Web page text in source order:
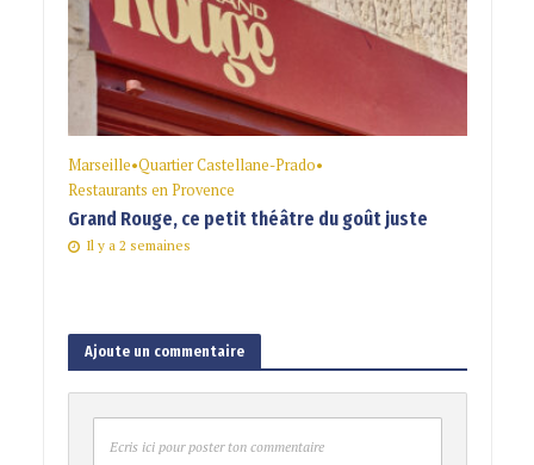
Marseille•Quartier Castellane-Prado•
Restaurants en Provence
Grand Rouge, ce petit théâtre du goût juste
Il y a 2 semaines
Ajoute un commentaire
Ecris ici pour poster ton commentaire